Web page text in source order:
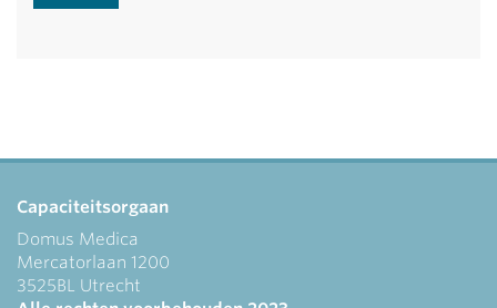
Capaciteitsorgaan
Domus Medica
Mercatorlaan 1200
3525BL Utrecht